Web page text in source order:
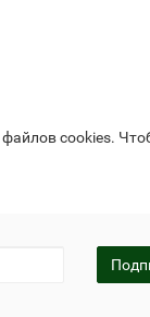
cookies.